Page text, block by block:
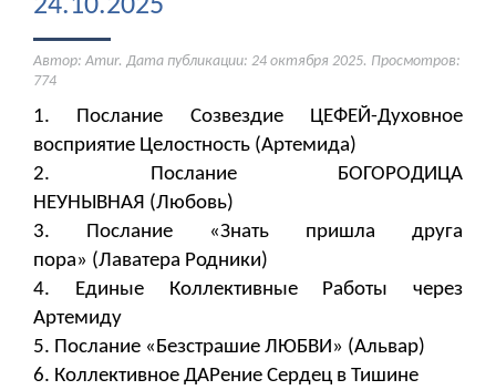
24.10.2025
Автор: Amur. Дата публикации: 24 октября 2025. Просмотров:
774
1. Послание Созвездие ЦЕФЕЙ-Духовное
восприятие Целостность (Артемида)
2. Послание БОГОРОДИЦА
НЕУНЫВНАЯ (Любовь)
3. Послание «Знать пришла друга
пора» (Лаватера Родники)
4. Единые Коллективные Работы через
Артемиду
5. Послание «Безстрашие ЛЮБВИ» (Альвар)
6. Коллективное ДАРение Сердец в Тишине